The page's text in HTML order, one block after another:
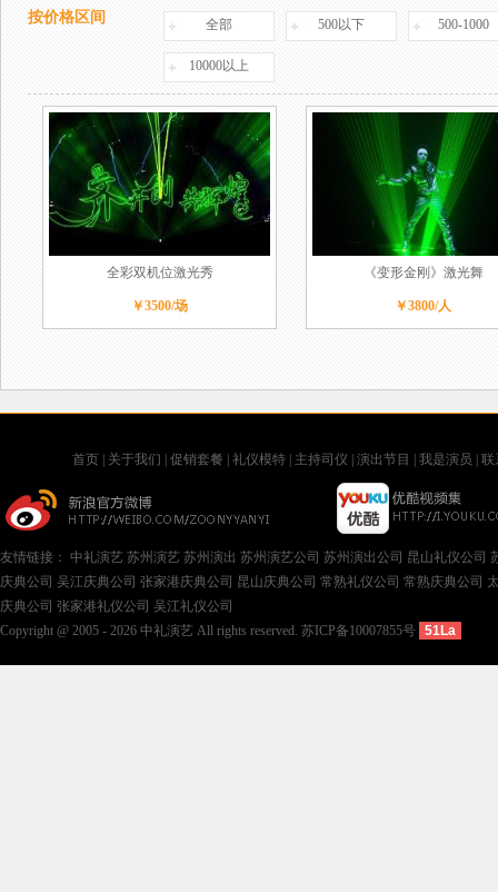
按价格区间 全部 500以下 500-1000
10000以上
全彩双机位激光秀
￥3500/场
《变形金刚》激光舞
￥3800/人
首页| 关于我们 促销套餐 礼仪模特| 主持司仪 演出节目 我是演员 联
友情链接： 中礼演艺 苏州演艺 苏州演出 苏州演艺公司 苏州演出公司 昆山礼仪公司
庆典公司 吴江庆典公司 张家港庆典公司 昆山庆典公司 常熟礼仪公司 常熟庆典公司
庆典公司 张家港礼仪公司 吴江礼仪公司
Copyright @ 2005 - 2026 中礼演艺 All rights reserved. 苏ICP备10007855号 51La